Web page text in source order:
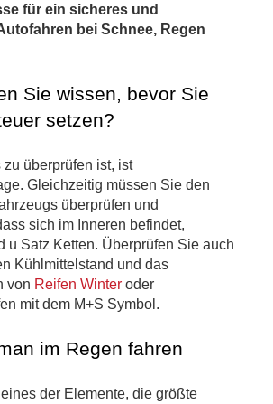
für ein sicheres und
bei Schnee, Regen
Sie wissen, bevor Sie
setzen?
zu überprüfen ist, ist
Gleichzeitig müssen Sie den
überprüfen und
sich im Inneren befindet,
u Satz Ketten. Überprüfen Sie auch
Kühlmittelstand und das
von Reifen Winter oder
mit dem M+S Symbol.
im Regen fahren
der Elemente, die größte